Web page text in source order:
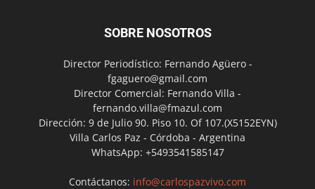
SOBRE NOSOTROS
Director Periodístico: Fernando Agüero -
fgaguero@gmail.com
Director Comercial: Fernando Villa -
fernando.villa@fmazul.com
Dirección: 9 de Julio 90. Piso 10. Of 107.(X5152EYN)
Villa Carlos Paz - Córdoba - Argentina
WhatsApp: +5493541585147
Contáctanos: info@carlospazvivo.com